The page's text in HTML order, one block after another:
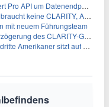
für reale Vermögenswerte
keine CLARITY, Amerika schon
mit neuem Führungsteam
Analyst warnt vor schwachem August-Trend
Trockenen – warum Sparen zur Luxus-Aktivität wird